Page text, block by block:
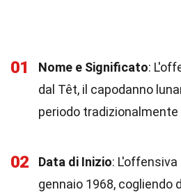
01 Nome e Significato:
dal Têt, il capodanno
periodo tradizionalmente
02 Data di Inizio:
gennaio 1968, cogliendo